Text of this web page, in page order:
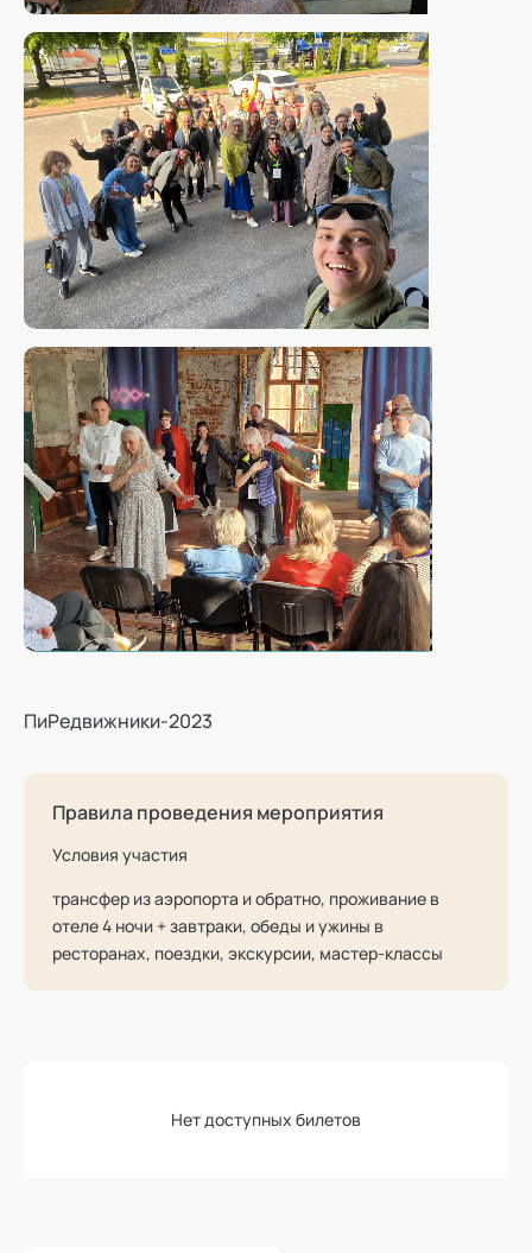
ПиРедвижники-2023
Правила проведения мероприятия
Условия участия
трансфер из аэропорта и обратно, проживание в
отеле 4 ночи + завтраки, обеды и ужины в
ресторанах, поездки, экскурсии, мастер-классы
Нет доступных билетов